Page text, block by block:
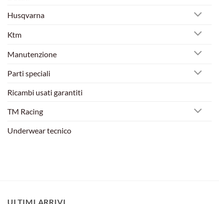
Husqvarna
Ktm
Manutenzione
Parti speciali
Ricambi usati garantiti
TM Racing
Underwear tecnico
ULTIMI ARRIVI